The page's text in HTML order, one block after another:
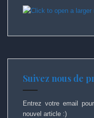
Suivez nous de
Entrez votre email
nouvel article :)